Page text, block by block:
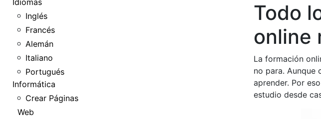
Inglés
Francés
Alemán
Italiano
Portugués
Informática
Crear Páginas
Web
Todo
online
La formación
no para. Aunque
aprender. Por
estudio desde